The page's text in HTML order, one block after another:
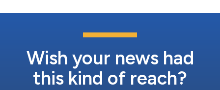
ストレスによって引き起こされる「熱ストレス後障害」の症状を
ました。 科学者らは、回復力を高める可能性が最も高いと思わ
れる特性を持つ株を選択して、サンゴ自身から採取した微生物を
離、培養し、BMCとして機能する可能性を検討しました。コント
ロールされた環境下で、同程度の熱ストレス...
Wish your news had
this kind of reach?